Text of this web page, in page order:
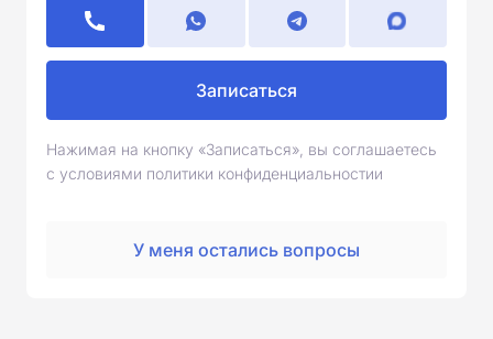
Записаться
Нажимая на кнопку «Записаться», вы соглашаетесь
с условиями политики конфиденциальностии
У меня остались вопросы